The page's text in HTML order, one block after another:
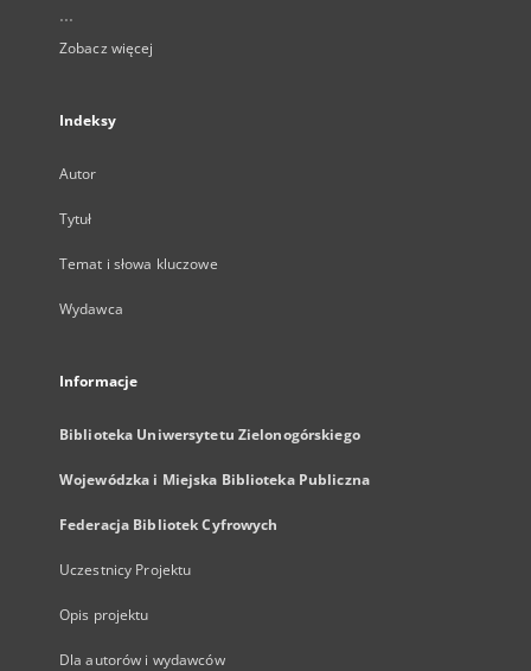
...
Zobacz więcej
Indeksy
Autor
Tytuł
Temat i słowa kluczowe
Wydawca
Informacje
Biblioteka Uniwersytetu Zielonogórskiego
Wojewódzka i Miejska Biblioteka Publiczna
Federacja Bibliotek Cyfrowych
Uczestnicy Projektu
Opis projektu
Dla autorów i wydawców